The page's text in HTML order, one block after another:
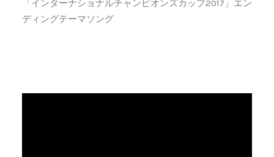
「インターナショナルチャンピオンズカップ2017」エン
ディングテーマソング